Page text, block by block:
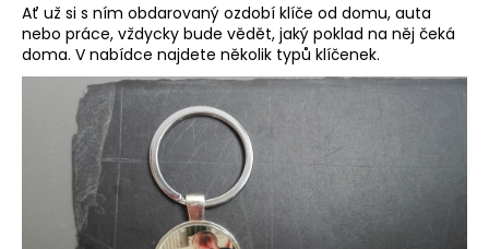
Ať už si s ním obdarovaný ozdobí klíče od domu, auta
nebo práce, vždycky bude vědět, jaký poklad na něj čeká
doma. V nabídce najdete několik typů klíčenek.